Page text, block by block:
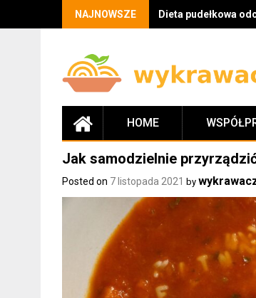
NAJNOWSZE Dieta pudełkowa
HOME
Jak samodzielnie
Posted on 7 listopada 2021 by